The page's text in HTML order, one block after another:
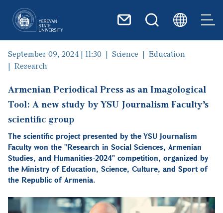
September 09, 2024 | 11:30 Science
Education
Research
Armenian Periodical Press as an Imagological
Tool: A new study by YSU Journalism Faculty’s
scientific group
The scientific project presented by the YSU Journalism
Faculty won the "Research in Social Sciences, Armenian
Studies, and Humanities-2024" competition, organized by
the Ministry of Education, Science, Culture, and Sport of
the Republic of Armenia.